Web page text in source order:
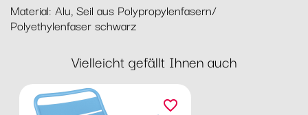
Material: Alu, Seil aus Polypropylenfasern/
Polyethylenfaser schwarz
Vielleicht gefällt Ihnen auch
favorite_border